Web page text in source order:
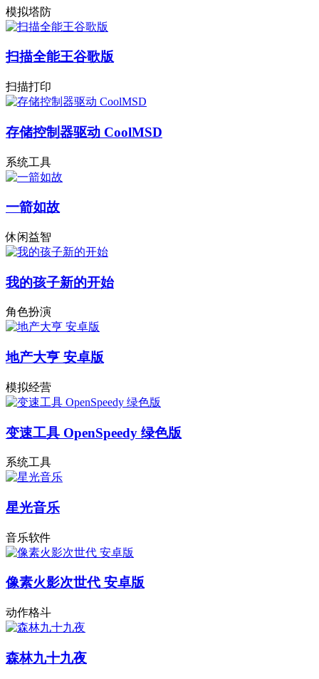
模拟塔防
扫描全能王谷歌版
扫描打印
存储控制器驱动 CoolMSD
系统工具
一箭如故
休闲益智
我的孩子新的开始
角色扮演
地产大亨 安卓版
模拟经营
变速工具 OpenSpeedy 绿色版
系统工具
星光音乐
音乐软件
像素火影次世代 安卓版
动作格斗
森林九十九夜